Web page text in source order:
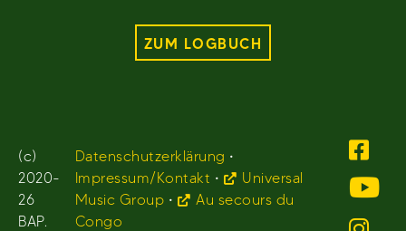
ZUM LOGBUCH
(c)
2020-
26
BAP.
Datenschutzerklärung •
Impressum/Kontakt •
Universal
Music Group •
Au secours du
Congo